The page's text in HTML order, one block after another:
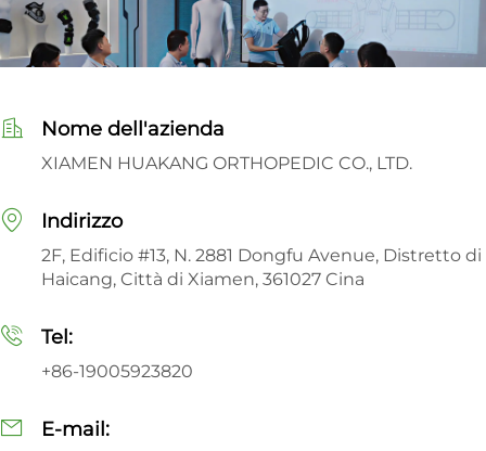
Nome dell'azienda
XIAMEN HUAKANG ORTHOPEDIC CO., LTD.
Indirizzo
2F, Edificio #13, N. 2881 Dongfu Avenue, Distretto di
Haicang, Città di Xiamen, 361027 Cina
Tel:
+86-19005923820
E-mail: